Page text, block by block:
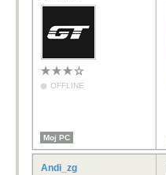
OFFLINE
Moj PC
Andi_zg